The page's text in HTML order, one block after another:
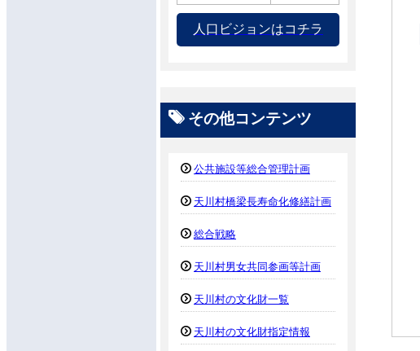
人口ビジョンはコチラ
その他コンテンツ
公共施設等総合管理計画
天川村橋梁長寿命化修繕計画
総合戦略
天川村男女共同参画等計画
天川村の文化財一覧
天川村の文化財指定情報